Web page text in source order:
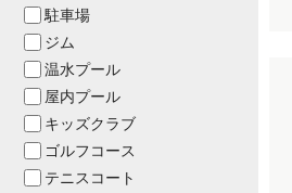
駐車場
ジム
温水プール
屋内プール
キッズクラブ
ゴルフコース
テニスコート